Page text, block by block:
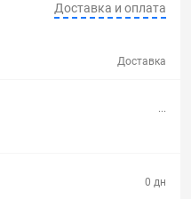
Доставка и оплата
Доставка
...
0 дн